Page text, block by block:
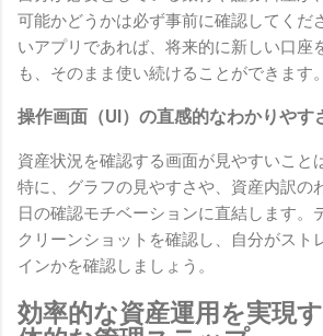
可能かどうかは必ず事前に確認してくだ
いアプリであれば、将来的に新しい口座
も、そのまま使い続けることができます。
操作画面（UI）の直感的なわかりやす
資産状況を確認する画面が見やすいこと
特に、グラフの見やすさや、資産内訳の
日の確認モチベーションに直結します。
クリーンショットを確認し、自分がスト
インかを確認しましょう。
効率的な資産運用を実現